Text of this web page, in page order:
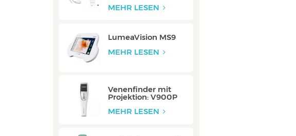
Integriert
MEHR LESEN
LumeaVision MS9
MEHR LESEN
Venenfinder mit
Projektion: V900P
MEHR LESEN